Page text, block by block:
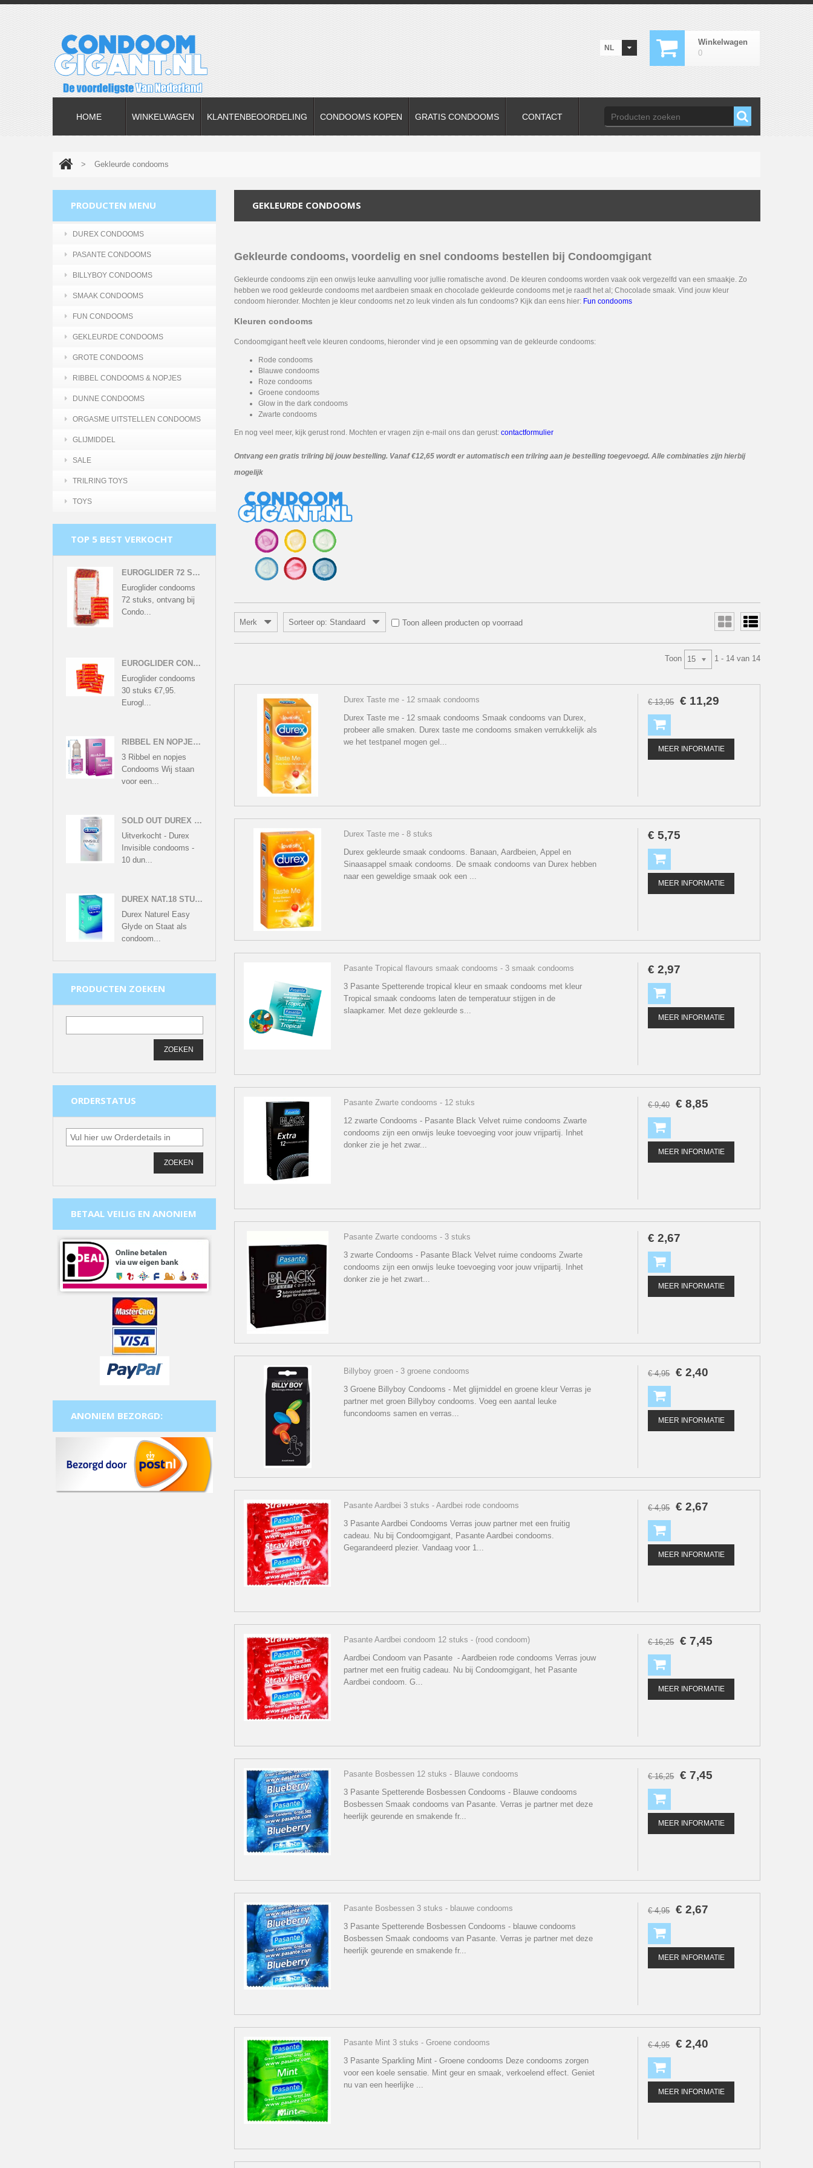
Winkelwagen
0
NL
HOME WINKELWAGEN KLANTENBEOORDELING CONDOOMS KOPEN GRATIS CONDOOMS CONTACT
> Gekleurde condooms
GEKLEURDE CONDOOMS
Gekleurde condooms, voordelig en snel condooms bestellen bij Condoomgigant
Gekleurde condooms zijn een onwijs leuke aanvulling voor jullie romatische avond. De kleuren condooms worden vaak ook vergezelfd van een smaakje. Zo
hebben we rood gekleurde condooms met aardbeien smaak en chocolade gekleurde condooms met je raadt het al; Chocolade smaak. Vind jouw kleur
condoom hieronder. Mochten je kleur condooms net zo leuk vinden als fun condooms? Kijk dan eens hier: Fun condooms
Kleuren condooms
Condoomgigant heeft vele kleuren condooms, hieronder vind je een opsomming van de gekleurde condooms:
Rode condooms
Blauwe condooms
Roze condooms
Groene condooms
Glow in the dark condooms
Zwarte condooms
En nog veel meer, kijk gerust rond. Mochten er vragen zijn e-mail ons dan gerust: contactformulier
Ontvang een gratis trilring bij jouw bestelling. Vanaf €12,65 wordt er automatisch een trilring aan je bestelling toegevoegd. Alle combinaties zijn hierbij
mogelijk
Merk Sorteer op: Standaard Toon alleen producten op voorraad
Toon 15 1 - 14 van 14
Durex Taste me - 12 smaak condooms
Durex Taste me - 12 smaak condooms Smaak condooms van Durex,
probeer alle smaken. Durex taste me condooms smaken verrukkelijk als
we het testpanel mogen gel...
€ 13,95 € 11,29
MEER INFORMATIE
Durex Taste me - 8 stuks
Durex gekleurde smaak condooms. Banaan, Aardbeien, Appel en
Sinaasappel smaak condooms. De smaak condooms van Durex hebben
naar een geweldige smaak ook een ...
€ 5,75
MEER INFORMATIE
Pasante Tropical flavours smaak condooms - 3 smaak condooms
3 Pasante Spetterende tropical kleur en smaak condooms met kleur
Tropical smaak condooms laten de temperatuur stijgen in de
slaapkamer. Met deze gekleurde s...
€ 2,97
MEER INFORMATIE
Pasante Zwarte condooms - 12 stuks
12 zwarte Condooms - Pasante Black Velvet ruime condooms Zwarte
condooms zijn een onwijs leuke toevoeging voor jouw vrijpartij. Inhet
donker zie je het zwar...
€ 9,40 € 8,85
MEER INFORMATIE
Pasante Zwarte condooms - 3 stuks
3 zwarte Condooms - Pasante Black Velvet ruime condooms Zwarte
condooms zijn een onwijs leuke toevoeging voor jouw vrijpartij. Inhet
donker zie je het zwart...
€ 2,67
MEER INFORMATIE
Billyboy groen - 3 groene condooms
3 Groene Billyboy Condooms - Met glijmiddel en groene kleur Verras je
partner met groen Billyboy condooms. Voeg een aantal leuke
funcondooms samen en verras...
€ 4,95 € 2,40
MEER INFORMATIE
Pasante Aardbei 3 stuks - Aardbei rode condooms
3 Pasante Aardbei Condooms Verras jouw partner met een fruitig
cadeau. Nu bij Condoomgigant, Pasante Aardbei condooms.
Gegarandeerd plezier. Vandaag voor 1...
€ 4,95 € 2,67
MEER INFORMATIE
Pasante Aardbei condoom 12 stuks - (rood condoom)
Aardbei Condoom van Pasante - Aardbeien rode condooms Verras jouw
partner met een fruitig cadeau. Nu bij Condoomgigant, het Pasante
Aardbei condoom. G...
€ 16,25 € 7,45
MEER INFORMATIE
Pasante Bosbessen 12 stuks - Blauwe condooms
3 Pasante Spetterende Bosbessen Condooms - Blauwe condooms
Bosbessen Smaak condooms van Pasante. Verras je partner met deze
heerlijk geurende en smakende fr...
€ 16,25 € 7,45
MEER INFORMATIE
Pasante Bosbessen 3 stuks - blauwe condooms
3 Pasante Spetterende Bosbessen Condooms - blauwe condooms
Bosbessen Smaak condooms van Pasante. Verras je partner met deze
heerlijk geurende en smakende fr...
€ 4,95 € 2,67
MEER INFORMATIE
Pasante Mint 3 stuks - Groene condooms
3 Pasante Sparkling Mint - Groene condooms Deze condooms zorgen
voor een koele sensatie. Mint geur en smaak, verkoelend effect. Geniet
nu van een heerlijke ...
€ 4,95 € 2,40
MEER INFORMATIE
PRODUCTEN MENU
DUREX CONDOOMS
PASANTE CONDOOMS
BILLYBOY CONDOOMS
SMAAK CONDOOMS
FUN CONDOOMS
GEKLEURDE CONDOOMS
GROTE CONDOOMS
RIBBEL CONDOOMS & NOPJES
DUNNE CONDOOMS
ORGASME UITSTELLEN CONDOOMS
GLIJMIDDEL
SALE
TRILRING TOYS
TOYS
TOP 5 BEST VERKOCHT
EUROGLIDER 72 STUKS
Euroglider condooms
72 stuks, ontvang bij
Condo...
EUROGLIDER CONDOOMS - 30 CONDOOMS
Euroglider condooms
30 stuks €7,95.
Eurogl...
RIBBEL EN NOPJES CONDOOMS - 3 GERIBBELDE CONDOOMS
3 Ribbel en nopjes
Condooms Wij staan
voor een...
SOLD OUT DUREX INVISIBLE CONDOOMS - 10 EXTRA DUNNE CONDOOMS
Uitverkocht - Durex
Invisible condooms -
10 dun...
DUREX NAT.18 STUKS
Durex Naturel Easy
Glyde on Staat als
condoom...
PRODUCTEN ZOEKEN
ZOEKEN
ORDERSTATUS
ZOEKEN
BETAAL VEILIG EN ANONIEM
ANONIEM BEZORGD: